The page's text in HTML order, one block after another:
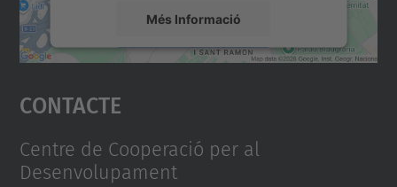
Més Informació
Accepta
powered by
Contacte
Centre de Cooperació per al
Desenvolupament